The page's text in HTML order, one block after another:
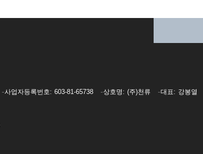
사업자등록번호 603-81-65738 상호명 (주)천류 대표 강봉열